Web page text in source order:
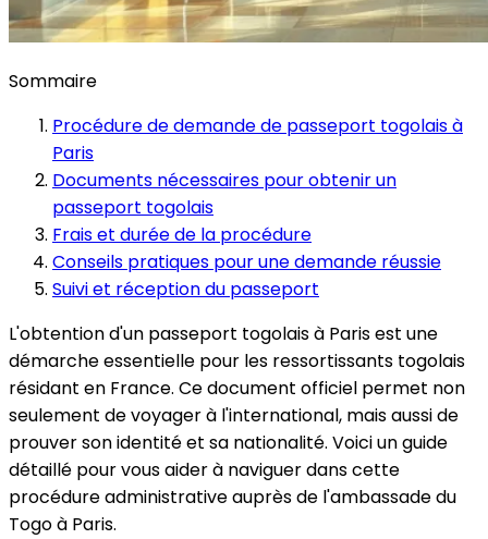
Sommaire
Procédure de demande de passeport togolais à
Paris
Documents nécessaires pour obtenir un
passeport togolais
Frais et durée de la procédure
Conseils pratiques pour une demande réussie
Suivi et réception du passeport
L'obtention d'un passeport togolais à Paris est une
démarche essentielle pour les ressortissants togolais
résidant en France. Ce document officiel permet non
seulement de voyager à l'international, mais aussi de
prouver son identité et sa nationalité. Voici un guide
détaillé pour vous aider à naviguer dans cette
procédure administrative auprès de l'ambassade du
Togo à Paris.